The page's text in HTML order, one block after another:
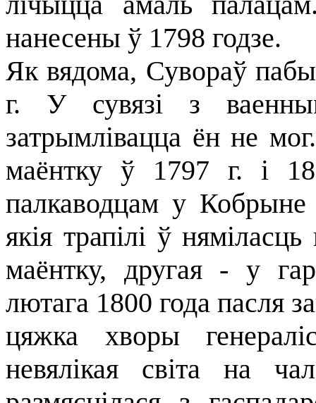
нанесены ў 1798 годзе.
Як вядома, Сувораў
г. У сувязі з
затрымлівацца ён не
маёнтку ў 1797 г. і
палкаводцам у
якія трапілі ў
маёнтку, другая - у
лютага 1800 года пасля
цяжка хворы
невялікая світа на